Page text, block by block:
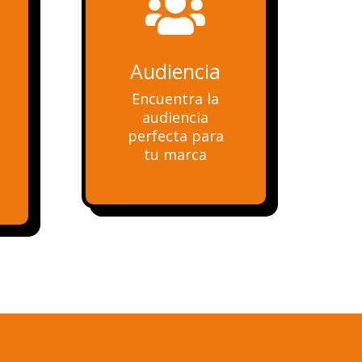

Audiencia
Encuentra la
audiencia
perfecta para
tu marca